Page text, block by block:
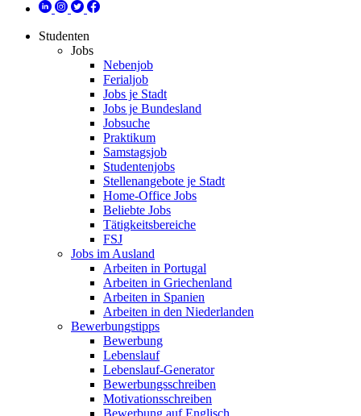
Studenten
Jobs
Nebenjob
Ferialjob
Jobs je Stadt
Jobs je Bundesland
Jobsuche
Praktikum
Samstagsjob
Studentenjobs
Stellenangebote je Stadt
Home-Office Jobs
Beliebte Jobs
Tätigkeitsbereiche
FSJ
Jobs im Ausland
Arbeiten in Portugal
Arbeiten in Griechenland
Arbeiten in Spanien
Arbeiten in den Niederlanden
Bewerbungstipps
Bewerbung
Lebenslauf
Lebenslauf-Generator
Bewerbungsschreiben
Motivationsschreiben
Bewerbung auf Englisch